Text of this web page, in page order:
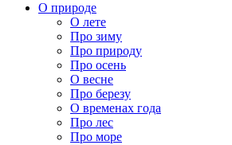
О природе
О лете
Про зиму
Про природу
Про осень
О весне
Про березу
О временах года
Про лес
Про море